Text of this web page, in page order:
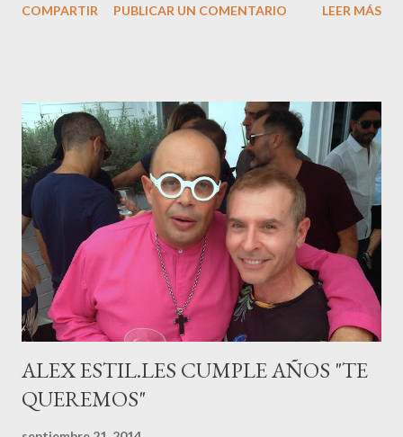
M ateo nació en Barcelona hace poco más de una semana. El top
haciéndole padre de un precioso niño. Marta ha sido toda una
campeona, durante los primeros 3 meses de embarazo tuvo que
guardar reposo debido a un síndrome llamado
“hiperemesisgravídica”.Pasados los meses fatídicos de
gestación Marta tiró adelante con el embarazo, ahora es una
mamá feliz. Otro de los modelos que ha sido padre este año ha
sido el madrileño, Emilio Flores , el top que desfiló en las mejores
pasarelas ...
COMPARTIR PUBLICAR UN COMENTARIO LEER MÁS
ALEX ESTIL.LES CUMPLE AÑOS "TE
QUEREMOS"